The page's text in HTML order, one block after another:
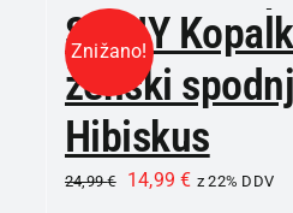
Znižano!
SKINY
ženski
Hibiskus
24,99€ 14,99€ z 22% DDV